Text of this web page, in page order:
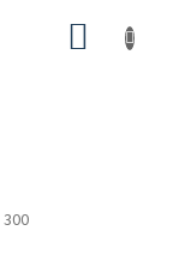
300